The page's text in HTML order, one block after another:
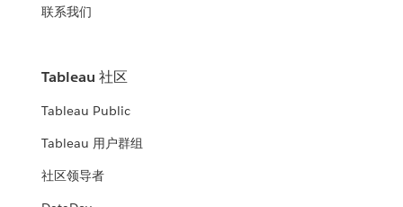
联系我们
Tableau 社区
Tableau Public
Tableau 用户群组
社区领导者